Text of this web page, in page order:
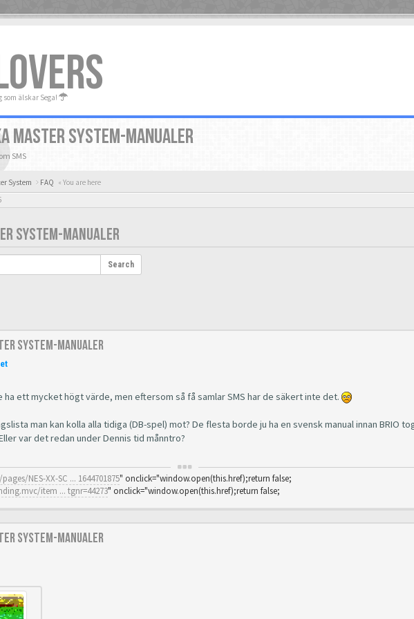
som älskar Sega!
MASTER SYSTEM-MANUALER
SMS
System FAQ « You are here
SYSTEM-MANUALER
Search
System-manualer
ha ett mycket högt värde, men eftersom så få samlar SMS har de säkert inte det.
man kan kolla alla tidiga (DB-spel) mot? De flesta borde ju ha en svensk manual innan BRIO
var det redan under Dennis tid månntro?
NES-XX-SC ... 1644701875" onclick="window.open(this.href);return false;
item ... tgnr=44273" onclick="window.open(this.href);return false;
System-manualer